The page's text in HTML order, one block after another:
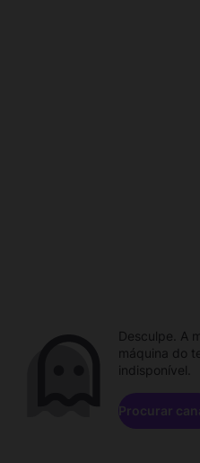
Desculpe. A
máquina do
indisponível.
Procurar